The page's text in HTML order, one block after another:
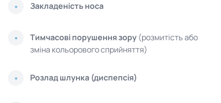
Закладеність носа
Тимчасові порушення зору (розмитість або
зміна кольорового сприйняття)
Розлад шлунка (диспепсія)